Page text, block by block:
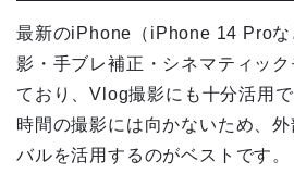
最新のiPhone（iPhone 14 Pro
影・手ブレ補正・シネマティッ
ており、Vlog撮影にも十分活用
時間の撮影には向かないため、
バルを活用するのがベストです。